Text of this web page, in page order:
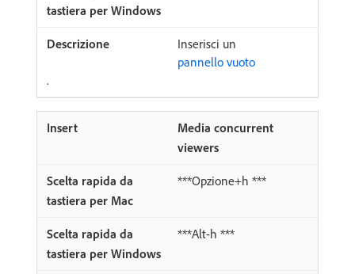
Inserisci un
pannello vuoto
.
Media concurrent
viewers
***Opzione+h ***
***Alt-h ***